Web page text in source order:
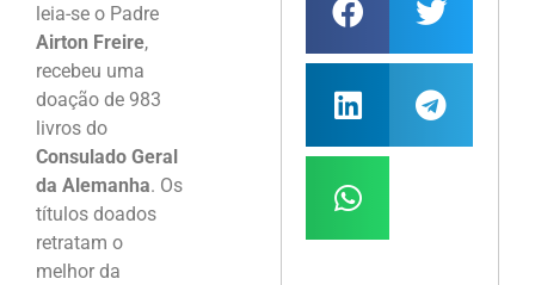
leia-se o Padre
Airton Freire,
recebeu uma
doação de 983
livros do
Consulado Geral
da Alemanha. Os
títulos doados
retratam o
melhor da